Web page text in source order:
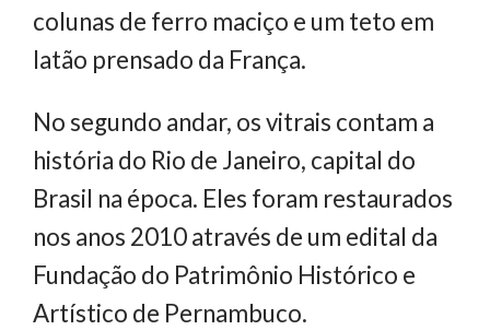
colunas de ferro maciço e um teto em
latão prensado da França.
No segundo andar, os vitrais contam a
história do Rio de Janeiro, capital do
Brasil na época. Eles foram restaurados
nos anos 2010 através de um edital da
Fundação do Patrimônio Histórico e
Artístico de Pernambuco.